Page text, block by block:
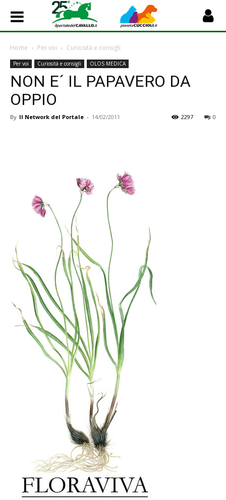
Home Per voi Curiosità e consigli
Per voi Curiosità e consigli OLOS MEDICA
NON E´ IL PAPAVERO DA
OPPIO
By Il Network del Portale - 14/02/2011 0
2297